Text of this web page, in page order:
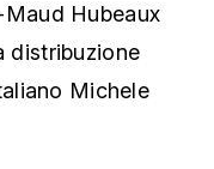
Hubeaux
distribuzione
Michele